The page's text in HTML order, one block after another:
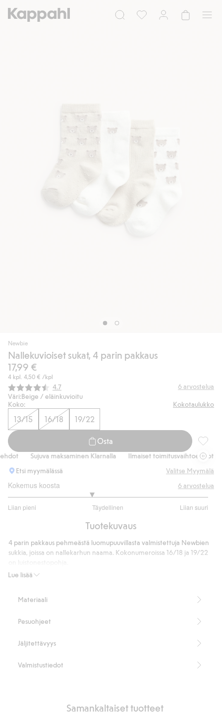
Newbie
Nallekuvioiset sukat, 4 parin pakkaus
17,99 €
4 kpl. 4,50 € /kpl
Keskimääräinen luokitus:
4.7 6 arvostelua
Väri:Beige / eläinkuvioitu
Koko:
Kokotaulukko
13/15 16/18 19/22
Osta
Sujuva maksaminen Klarnalla Ilmaiset toimitusvaihtoehdot
Etsi myymälässä
Valitse Myymälä
Kokemus koosta
Liian pieni Täydellinen Liian suuri
/
ääneen
6 arvostelua
Tuotekuvaus
Lue lisää
4 parin pakkaus pehmeästä luomupuuvillasta valmistettuja Newbien
sukkia, joissa on nallekarhun naama. Kokonumeroissa 16/18 ja 19/22
83 % luomupuuvillaa.
Materiaali
Pesuohjeet
Jäljitettävyys
Valmistustiedot
Samankaltaiset tuotteet